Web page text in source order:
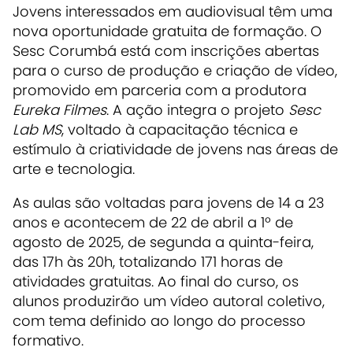
Jovens interessados em audiovisual têm uma
nova oportunidade gratuita de formação. O
Sesc Corumbá está com inscrições abertas
para o curso de produção e criação de vídeo,
promovido em parceria com a produtora
Eureka Filmes. A ação integra o projeto Sesc
Lab MS, voltado à capacitação técnica e
estímulo à criatividade de jovens nas áreas de
arte e tecnologia.
As aulas são voltadas para jovens de 14 a 23
anos e acontecem de 22 de abril a 1º de
agosto de 2025, de segunda a quinta-feira,
das 17h às 20h, totalizando 171 horas de
atividades gratuitas. Ao final do curso, os
alunos produzirão um vídeo autoral coletivo,
com tema definido ao longo do processo
formativo.